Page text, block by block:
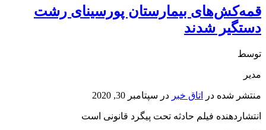
قمه‌کش‌های بیمارستان پورسینای رشت
دستگیر شدند
توسط
مدیر
منتشر شده در اتاق خبر در سپتامبر 30, 2020
انتشاردهنده فیلم حادثه تحت پیگرد قانونی است